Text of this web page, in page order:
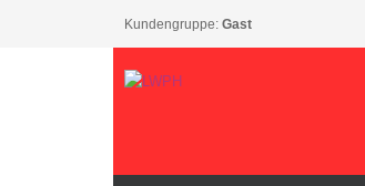
Kundengruppe: Gast